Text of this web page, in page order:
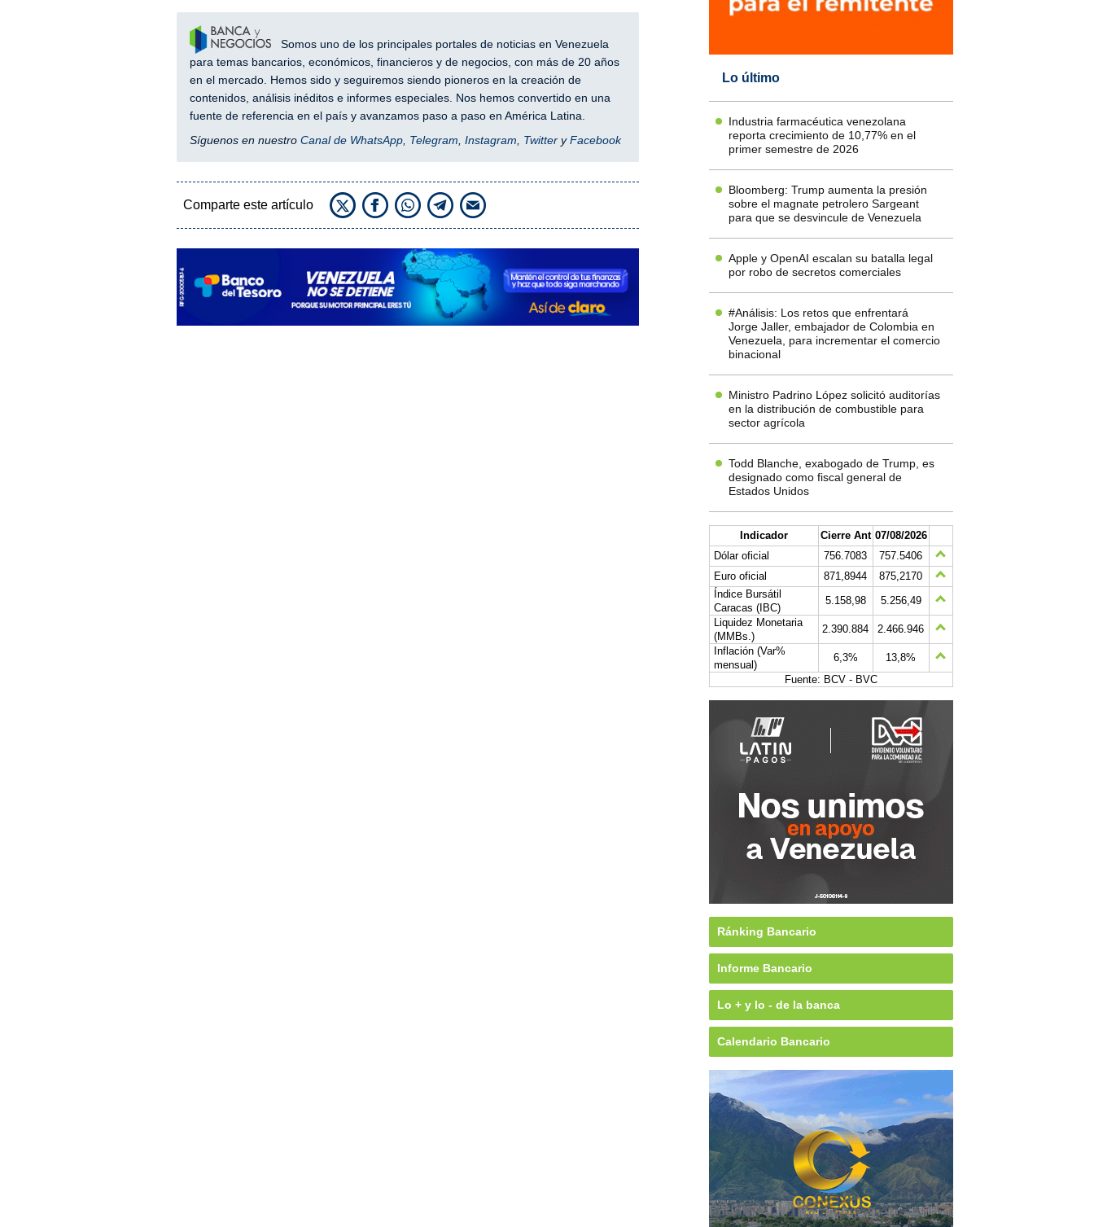
Somos uno de los principales portales de noticias en Venezuela
para temas bancarios, económicos, financieros y de negocios, con más de 20 años
en el mercado. Hemos sido y seguiremos siendo pioneros en la creación de
contenidos, análisis inéditos e informes especiales. Nos hemos convertido en una
fuente de referencia en el país y avanzamos paso a paso en América Latina.
Síguenos en nuestro Canal de WhatsApp, Telegram, Instagram, TwitteryFacebook
Comparte este artículo
Lo último
Industria farmacéutica venezolana
reporta crecimiento de 10,77% en el
primer semestre de 2026
Bloomberg: Trump aumenta la presión
sobre el magnate petrolero Sargeant
para que se desvincule de Venezuela
Apple y OpenAI escalan su batalla legal
por robo de secretos comerciales
#Análisis: Los retos que enfrentará
Jorge Jaller, embajador de Colombia en
Venezuela, para incrementar el comercio
binacional
Ministro Padrino López solicitó auditorías
en la distribución de combustible para
sector agrícola
Todd Blanche, exabogado de Trump, es
designado como fiscal general de
Estados Unidos
Indicador Cierre Ant 07/08/2026
Dólar oficial
756.7083
757.5406
Euro oficial
871,8944
875,2170
Índice Bursátil
Caracas (IBC)
5.158,98
5.256,49
Liquidez Monetaria
(MMBs.)
2.390.884
2.466.946
Inflación (Var%
mensual)
6,3%
13,8%
Fuente: BCV - BVC
Ránking Bancario
Informe Bancario
Lo + y lo - de la banca
Calendario Bancario